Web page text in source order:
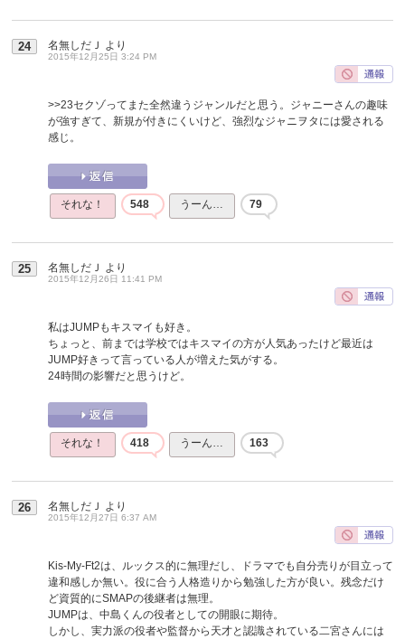
24 名無しだＪ より
2015年12月25日 3:24 PM
>>23セクゾってまた全然違うジャンルだと思う。ジャニーさんの趣味
が強すぎて、新規が付きにくいけど、強烈なジャニヲタには愛される
感じ。
それな！ 548 うーん… 79
25 名無しだＪ より
2015年12月26日 11:41 PM
私はJUMPもキスマイも好き。
ちょっと、前までは学校ではキスマイの方が人気あったけど最近は
JUMP好きって言っている人が増えた気がする。
24時間の影響だと思うけど。
それな！ 418 うーん… 163
26 名無しだＪ より
2015年12月27日 6:37 AM
Kis-My-Ft2は、ルックス的に無理だし、ドラマでも自分売りが目立って
違和感しか無い。役に合う人格造りから勉強した方が良い。残念だけ
ど資質的にSMAPの後継者は無理。
JUMPは、中島くんの役者としての開眼に期待。
しかし、実力派の役者や監督から天才と認識されている二宮さんには